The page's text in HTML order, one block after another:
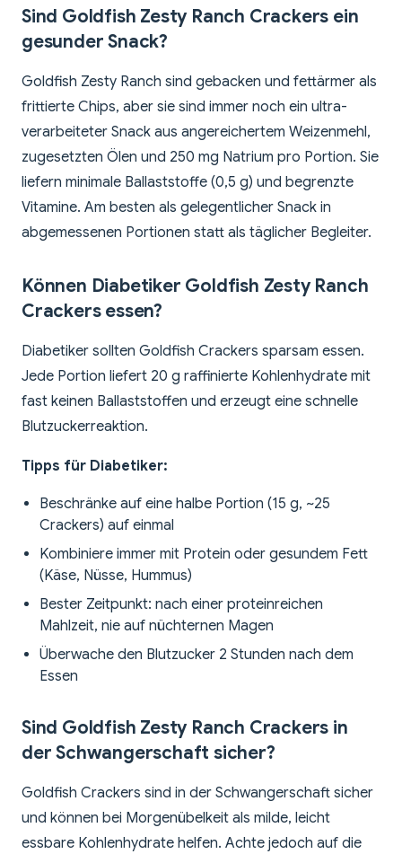
Sind Goldfish Zesty Ranch Crackers ein
gesunder Snack?
Goldfish Zesty Ranch sind gebacken und fettärmer als
frittierte Chips, aber sie sind immer noch ein ultra-
verarbeiteter Snack aus angereichertem Weizenmehl,
zugesetzten Ölen und 250 mg Natrium pro Portion. Sie
liefern minimale Ballaststoffe (0,5 g) und begrenzte
Vitamine. Am besten als gelegentlicher Snack in
abgemessenen Portionen statt als täglicher Begleiter.
Können Diabetiker Goldfish Zesty Ranch
Crackers essen?
Diabetiker sollten Goldfish Crackers sparsam essen.
Jede Portion liefert 20 g raffinierte Kohlenhydrate mit
fast keinen Ballaststoffen und erzeugt eine schnelle
Blutzuckerreaktion.
Tipps für Diabetiker:
Beschränke auf eine halbe Portion (15 g, ~25
Crackers) auf einmal
Kombiniere immer mit Protein oder gesundem Fett
(Käse, Nüsse, Hummus)
Bester Zeitpunkt: nach einer proteinreichen
Mahlzeit, nie auf nüchternen Magen
Überwache den Blutzucker 2 Stunden nach dem
Essen
Sind Goldfish Zesty Ranch Crackers in
der Schwangerschaft sicher?
Goldfish Crackers sind in der Schwangerschaft sicher
und können bei Morgenübelkeit als milde, leicht
essbare Kohlenhydrate helfen. Achte jedoch auf die